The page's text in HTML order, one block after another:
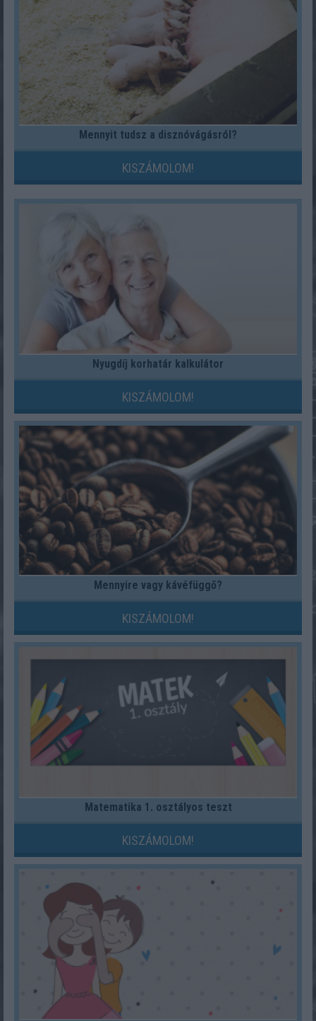
Mennyit tudsz a disznóvágásról?
KISZÁMOLOM!
Nyugdíj korhatár kalkulátor
KISZÁMOLOM!
Mennyire vagy kávéfüggő?
KISZÁMOLOM!
Matematika 1. osztályos teszt
KISZÁMOLOM!